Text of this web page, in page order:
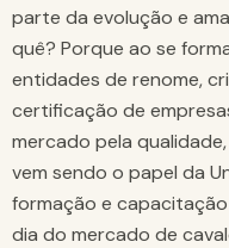
parte da evolução e
quê? Porque ao se
entidades de renome,
certificação de
mercado pela
vem sendo o papel da
formação e
dia do mercado de